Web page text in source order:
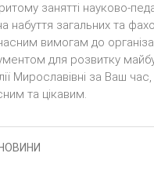
занятті науково-
набуття загальних та
вимогам до
для розвитку
Мирославівні за Ваш
та цікавим.
НОВИНИ